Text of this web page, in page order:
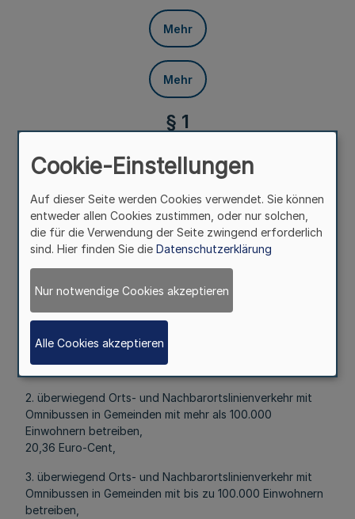
Mehr
Mehr
§ 1
(1) Als durchschnittliche verkehrsspezifische Kosten
werden gemäß § 45a Abs. 2 Satz 2 des
Personenbeförderungsgesetzes die nachfolgenden
Straßenbahnen oder Obussen und Omnibussen betreiben,
26,05 Euro-Cent,
2. überwiegend Orts- und Nachbarortslinienverkehr mit
Omnibussen in Gemeinden mit mehr als 100.000
Einwohnern betreiben,
20,36 Euro-Cent,
3. überwiegend Orts- und Nachbarortslinienverkehr mit
Omnibussen in Gemeinden mit bis zu 100.000 Einwohnern
betreiben,
Cookie-Einstellungen
Auf dieser Seite werden Cookies verwendet. Sie können
entweder allen Cookies zustimmen, oder nur solchen,
die für die Verwendung der Seite zwingend erforderlich
sind. Hier finden Sie die Datenschutzerklärung
Nur notwendige Cookies akzeptieren
Alle Cookies akzeptieren